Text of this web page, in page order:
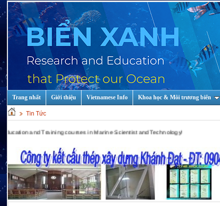
Trang nhất Giới thiệu Vietnamese Info Khoa học & Môi trương biển
Tin Tức
and Training courses in Marine Scientist and Technology!